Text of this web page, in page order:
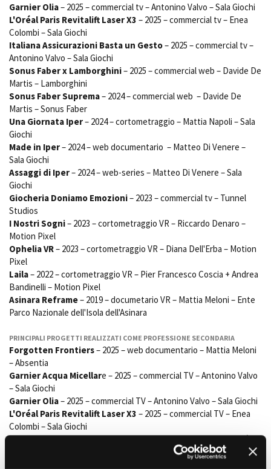
Professionisti
Attrici-Attori
Beginners
LOCATION GUIDE
FILM DATABASE
BOOK DATABASE
NEWS
CASTING
STRUMENTI
Location - Accedi al tuo
Location - Nuovo utente
Newsletter
Stage - Tirocini - Scuola e
Elenco Operatori Economici
economia
Amministrazione trasparente
Bandi e gare
Contatti
Privacy
Cookie policy
Whistleblowing
Garnier Olia– 2025 – commercial tv – Antonino Valvo – Sala Giochi
L'Oréal Paris Revitalift Laser X3 – 2025 – commercial tv – Enea
Colombi – Sala Giochi
Italiana Assicurazioni Basta un Gesto– 2025 – commercial tv –
Antonino Valvo – Sala Giochi
Sonus Faber x Lamborghini– 2025 – commercial web – Davide De
Martis – Lamborghini
Sonus Faber Suprema– 2024 – commercial web – Davide De
Martis – Sonus Faber
Una Giornata Iper– 2024 – cortometraggio – Mattia Napoli – Sala
Giochi
Made in Iper– 2024 – web documentario – Matteo Di Venere –
Sala Giochi
Assaggi di Iper– 2024 – web-series – Matteo Di Venere – Sala
Giochi
Giocheria Doniamo Emozioni– 2023 – commercial tv – Tunnel
Studios
I Nostri Sogni– 2023 – cortometraggio VR – Riccardo Denaro –
Motion Pixel
Ophelia VR– 2023 – cortometraggio VR – Diana Dell'Erba – Motion
Pixel
Laila– 2022 – cortometraggio VR – Pier Francesco Coscia + Andrea
Bandinelli – Motion Pixel
Asinara Reframe– 2019 – documetario VR – Mattia Meloni – Ente
Parco Nazionale dell'Isola dell'Asinara
PRINCIPALI PROGETTI REALIZZATI COME PROFESSIONE SECONDARIA
Forgotten Frontiers– 2025 – web documentario – Mattia Meloni
– Absentia
Garnier Acqua Micellare – 2025 – commercial TV – Antonino Valvo
– Sala Giochi
Garnier Olia– 2025 – commercial TV – Antonino Valvo – Sala Giochi
L'Oréal Paris Revitalift Laser X3 – 2025 – commercial TV – Enea
Colombi – Sala Giochi
A Loving Act– 2024 – lungometraggio – Riccardo Bianco – Malfè +